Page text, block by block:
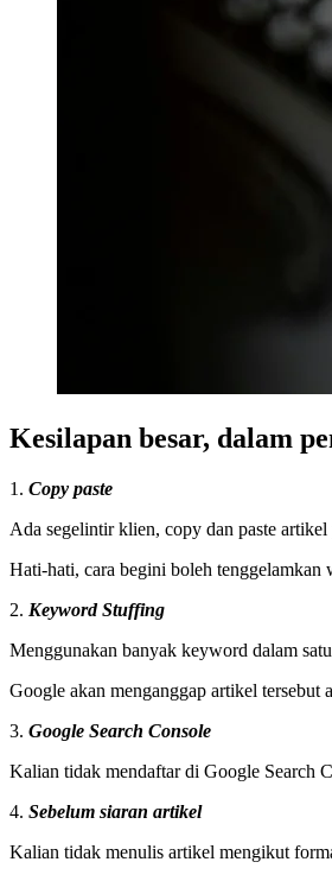
Kesilapan besar, dalam
1. Copy paste
Ada segelintir klien, copy dan paste artikel
Hati-hati, cara begini boleh
2. Keyword Stuffing
Menggunakan banyak keyword dalam
Google akan menganggap artikel tersebut
3. Google Search Console
Kalian tidak mendaftar di Google Search
4. Sebelum siaran artikel
Kalian tidak menulis artikel mengikut